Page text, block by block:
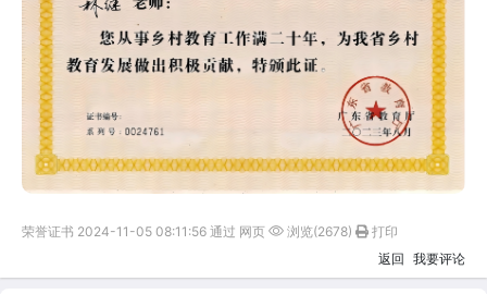
荣誉证书 2024-11-05 08:11:56 通过 网页 浏览(2678)
打印
返回 我要评论